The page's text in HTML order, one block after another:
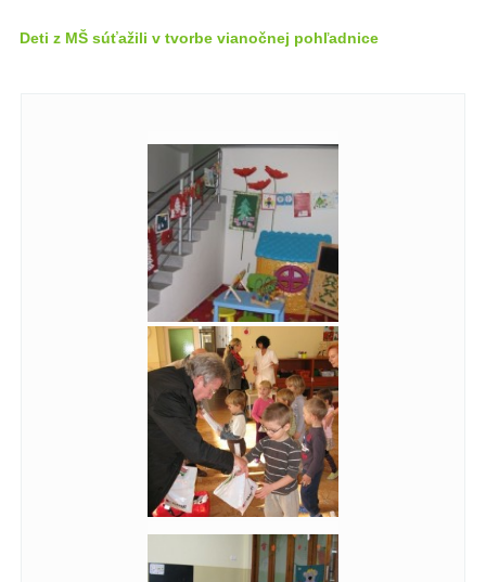
Deti z MŠ súťažili v tvorbe vianočnej pohľadnice